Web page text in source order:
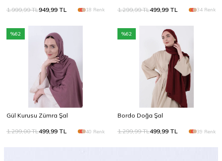
1.999,99TL949,99 TL 18 Renk 1.299,99TL499,99 TL 34 Renk
%62
Gül Kurusu Zümra Şal
1.299,00TL499,99 TL 40 Renk
%62
Bordo Doğa Şal
1.299,99TL499,99 TL 39 Renk